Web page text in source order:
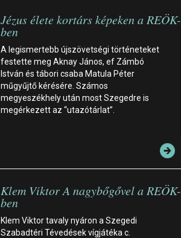
Jézus élete kortárs képeken a REÖK-
ben
A legismertebb újszövetségi történeteket
festette meg Aknay János, ef Zámbó
István és tábori csaba Matula Péter
műgyűjtő kérésére. Számos
megyeszékhely után most Szegedre is
megérkezett az “utazótárlat”.
Klem Viktor A nagybőgővel a REÖK-
ben
Klem Viktor tavaly nyáron a Szegedi
Szabadtéri Tévedések vígjátéka c.